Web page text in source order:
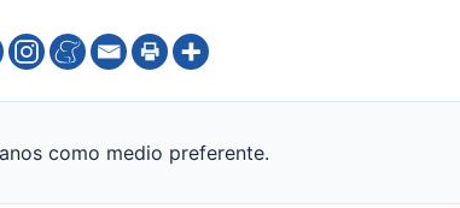
como medio preferente.